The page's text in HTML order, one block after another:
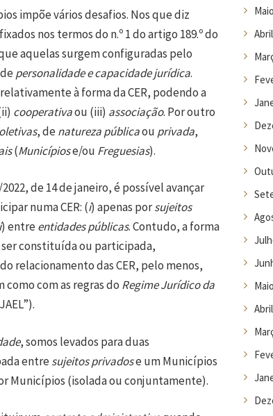
impõe vários desafios. Nos que diz
nos termos do n.º 1 do artigo 189.º do
aquelas surgem configuradas pelo
personalidade e capacidade jurídica.
à forma da CER, podendo a
cooperativaou (iii) associação. Por outro
, denatureza públicaou privada,
(Municípiose/ou Freguesias).
de 14 de janeiro, é possível avançar
numa CER: (i) apenas porsujeitos
) entreentidades públicas. Contudo, a forma
ser constituída ou participada,
relacionamento das CER, pelo menos,
como com as regras do Regime Jurídico da
, somos levados para duas
entresujeitos privadose umMunicípios
Municípios (isolada ou conjuntamente).